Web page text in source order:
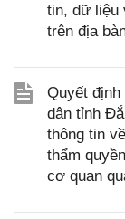
tin, dữ liệu
trên địa
Quyết
dân tỉnh
thông tin
thẩm
cơ quan